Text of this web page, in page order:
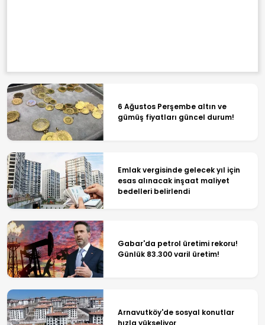
6 Ağustos Perşembe altın ve
gümüş fiyatları güncel durum!
Emlak vergisinde gelecek yıl için
esas alınacak inşaat maliyet
bedelleri belirlendi
Gabar'da petrol üretimi rekoru!
Günlük 83.300 varil üretim!
Arnavutköy'de sosyal konutlar
hızla yükseliyor